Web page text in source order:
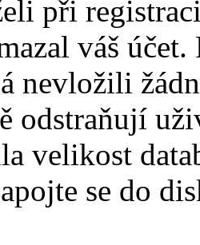
při
váš
nevložili
odstraňují
velikost
se do